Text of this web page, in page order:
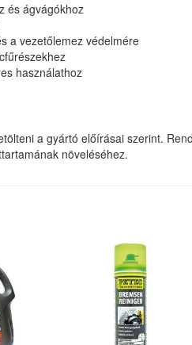
és ágvágókhoz
a vezetőlemez védelmére
használathoz
a gyártó előírásai szerint.
növeléséhez.